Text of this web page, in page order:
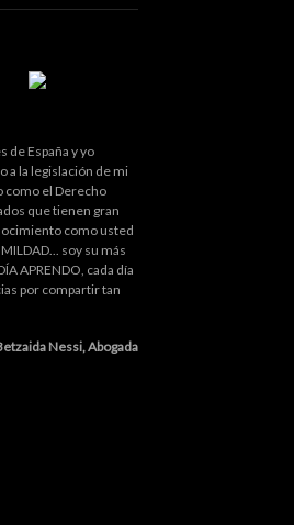
de España y yo
a la legislación de mi
como el Derecho
que tienen gran
como usted
soy su más
APRENDO, cada día
por compartir tan
Nessi, Abogada